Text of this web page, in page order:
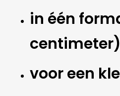
in één
voor een